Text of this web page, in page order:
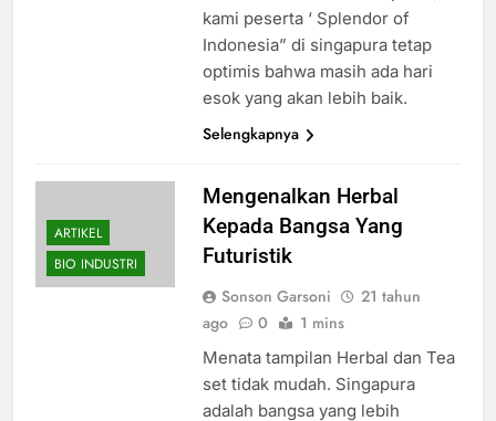
kami peserta ‘ Splendor of
Indonesia” di singapura tetap
optimis bahwa masih ada hari
esok yang akan lebih baik.
Selengkapnya
ARTIKEL
BIO INDUSTRI
Mengenalkan Herbal
Kepada Bangsa Yang
Futuristik
Sonson Garsoni
21 tahun
ago
0 1 mins
Menata tampilan Herbal dan Tea
set tidak mudah. Singapura
adalah bangsa yang lebih